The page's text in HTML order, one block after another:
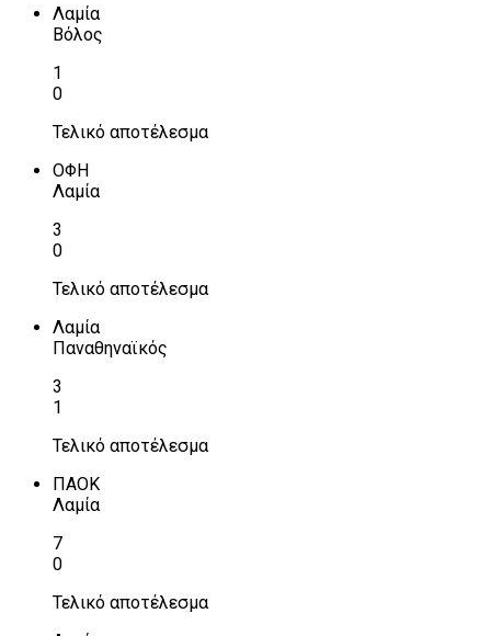
Λαμία
Βόλος
1
0
Τελικό αποτέλεσμα
ΟΦΗ
Λαμία
3
0
Τελικό αποτέλεσμα
Λαμία
Παναθηναϊκός
3
1
Τελικό αποτέλεσμα
ΠΑΟΚ
Λαμία
7
0
Τελικό αποτέλεσμα